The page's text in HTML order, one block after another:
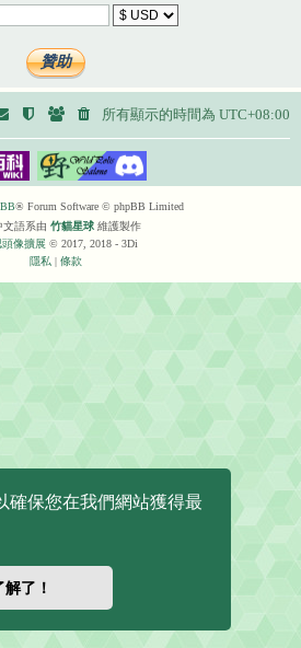
確保您在我們網站獲得最
解了！
所有顯示的時間為 UTC+08:00
® Forum Software © phpBB Limited
文語系由 竹貓星球 維護製作
像擴展 © 2017, 2018 - 3Di
隱私 | 條款